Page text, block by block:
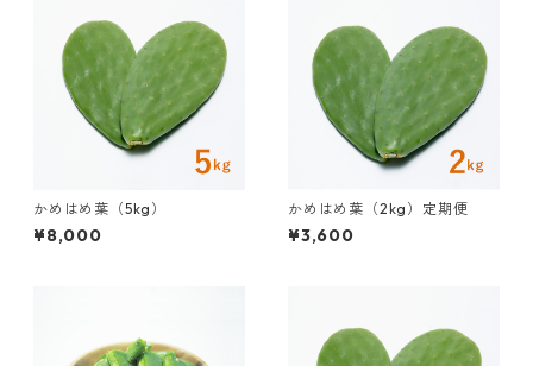
かめはめ葉（5kg）
¥8,000
かめはめ葉（2kg）定期便
¥3,600